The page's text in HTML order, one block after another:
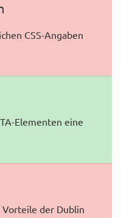
CSS-Angaben
Elementen eine
der Dublin